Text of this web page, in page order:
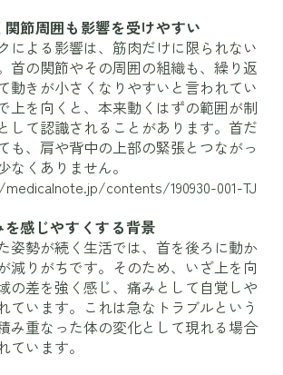
節周囲も影響を受けやすい
による影響は、筋肉だけに限られない
首の関節やその周囲の組織も、繰り返
動きが小さくなりやすいと言われてい
上を向くと、本来動くはずの範囲が制
して認識されることがあります。首だ
も、肩や背中の上部の緊張とつながっ
なくありません。
contents/190930-001-TJ
を感じやすくする背景
姿勢が続く生活では、首を後ろに動か
減りがちです。そのため、いざ上を向
の差を強く感じ、痛みとして自覚しや
ています。これは急なトラブルという
み重なった体の変化として現れる場合
ています。